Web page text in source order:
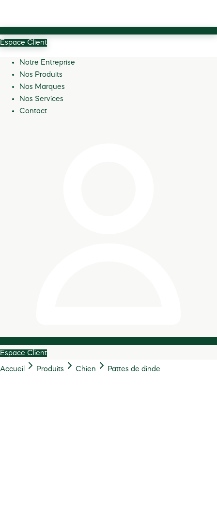
Espace Client
Notre Entreprise
Nos Produits
Nos Marques
Nos Services
Contact
Espace Client
Accueil Produits Chien Pattes de dinde